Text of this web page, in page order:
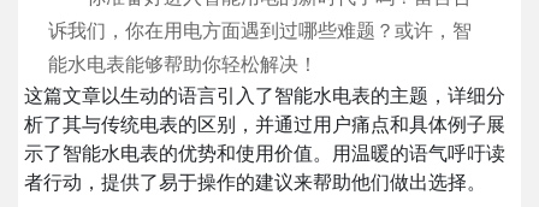
诉我们，你在用电方面遇到过哪些难题？或许，智
能水电表能够帮助你轻松解决！
这篇文章以生动的语言引入了智能水电表的主题，详细分
析了其与传统电表的区别，并通过用户痛点和具体例子展
示了智能水电表的优势和使用价值。用温暖的语气呼吁读
者行动，提供了易于操作的建议来帮助他们做出选择。